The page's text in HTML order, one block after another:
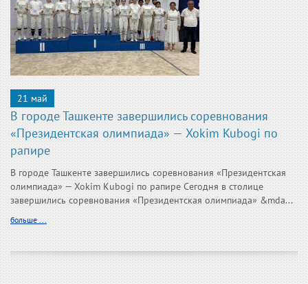
21 май
В городе Ташкенте завершились соревнования
«Президентская олимпиада» — Xokim Kubogi по
рапире
В городе Ташкенте завершились соревнования «Президентская
олимпиада» — Xokim Kubogi по рапире Сегодня в столице
завершились соревнования «Президентская олимпиада» &mda...
больше ...